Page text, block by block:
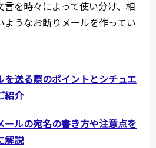
を時々によって使い分け、相
うなお断りメールを作ってい
を送る際のポイントとシチュエ
紹介
ールの宛名の書き方や注意点を
解説